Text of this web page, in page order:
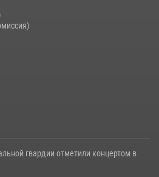
гвардии отметили концертом в